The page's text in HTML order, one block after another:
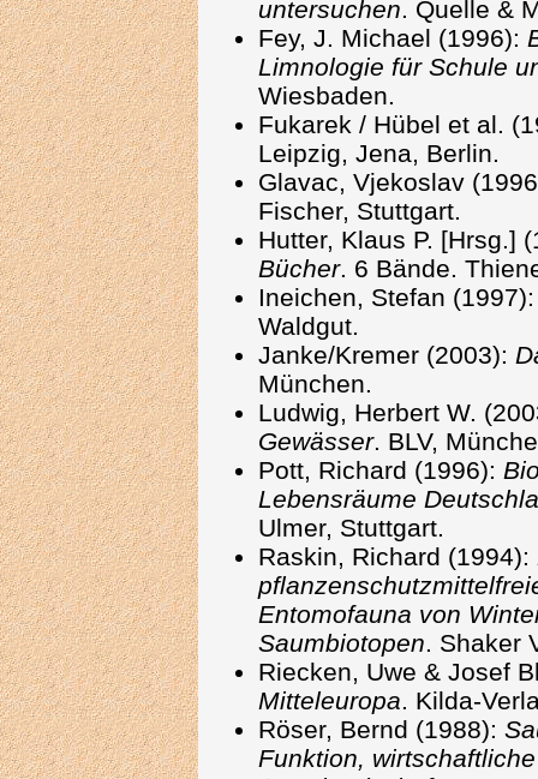
untersuchen. Quelle &
Fey, J. Michael (1996):
Limnologie für Schule
Wiesbaden.
Fukarek / Hübel et al.
Leipzig, Jena, Berlin.
Glavac, Vjekoslav
Fischer, Stuttgart.
Hutter, Klaus P. [Hrsg.]
Bücher. 6 Bände.
Ineichen, Stefan
Waldgut.
Janke/Kremer (2003):
München.
Ludwig, Herbert W.
Gewässer. BLV,
Pott, Richard (1996):
Lebensräume
Ulmer, Stuttgart.
Raskin, Richard (1994):
Entomofauna von
Saumbiotopen. Shaker
Riecken, Uwe & Josef
Mitteleuropa. Kilda-
Röser, Bernd (1988):
Funktion,